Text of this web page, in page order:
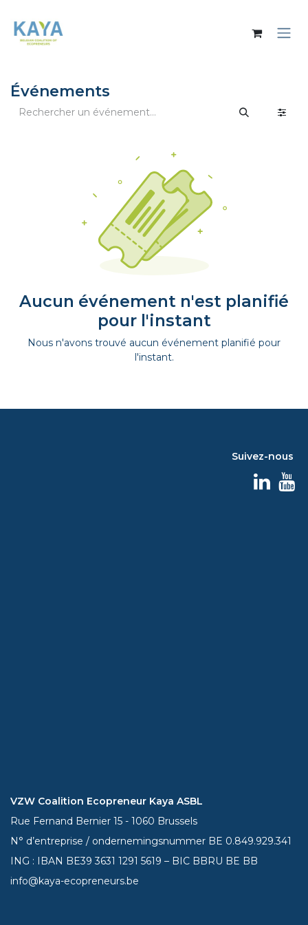
Événements
Aucun événement n'est planifié
pour l'instant
Nous n'avons trouvé aucun événement planifié pour
l'instant.
Suivez-nous
VZW Coalition Ecopreneur Kaya ASBL
Rue Fernand Bernier 15 - 1060 Brussels
N° d’entreprise / ondernemingsnummer BE 0.849.929.341
ING : IBAN BE393631 1291 5619 – BIC BBRU BE BB
info@kaya-ecopreneurs.be